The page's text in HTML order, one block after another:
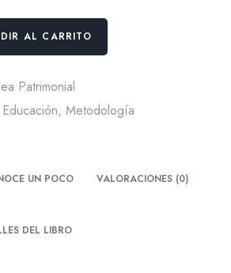
AL CARRITO
Patrimonial
Educación,Metodología
UN POCO VALORACIONES (0)
DEL LIBRO